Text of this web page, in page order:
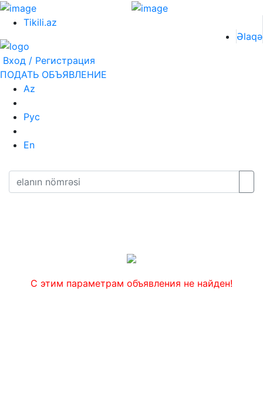
Tikili.az
Əlaqə
Вход / Регистрация
ПОДАТЬ ОБЪЯВЛЕНИЕ
Az
Рус
En
С этим параметрам объявления не найден!